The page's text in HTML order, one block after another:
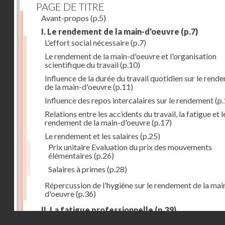
PAGE DE TITRE
Avant-propos (p.5)
I. Le rendement de la main-d'oeuvre (p.7)
L'effort social nécessaire(p.7)
Le rendement de la main-d'oeuvre et l'organisation
scientifique du travail(p.10)
Influence de la durée du travail quotidien sur le
de la main-d'oeuvre(p.11)
Influence des repos intercalaires sur le rendement
Relations entre les accidents du travail, la fatigue et
rendement de la main-d'oeuvre(p.17)
Le rendement et les salaires (p.25)
Prix unitaire Evaluation du prix des mouvements
élémentaires (p.26)
Salaires à primes (p.28)
Répercussion de l'hygiène sur le rendement de la
d'oeuvre(p.36)
II. La fatigue professionnelle(p.39)